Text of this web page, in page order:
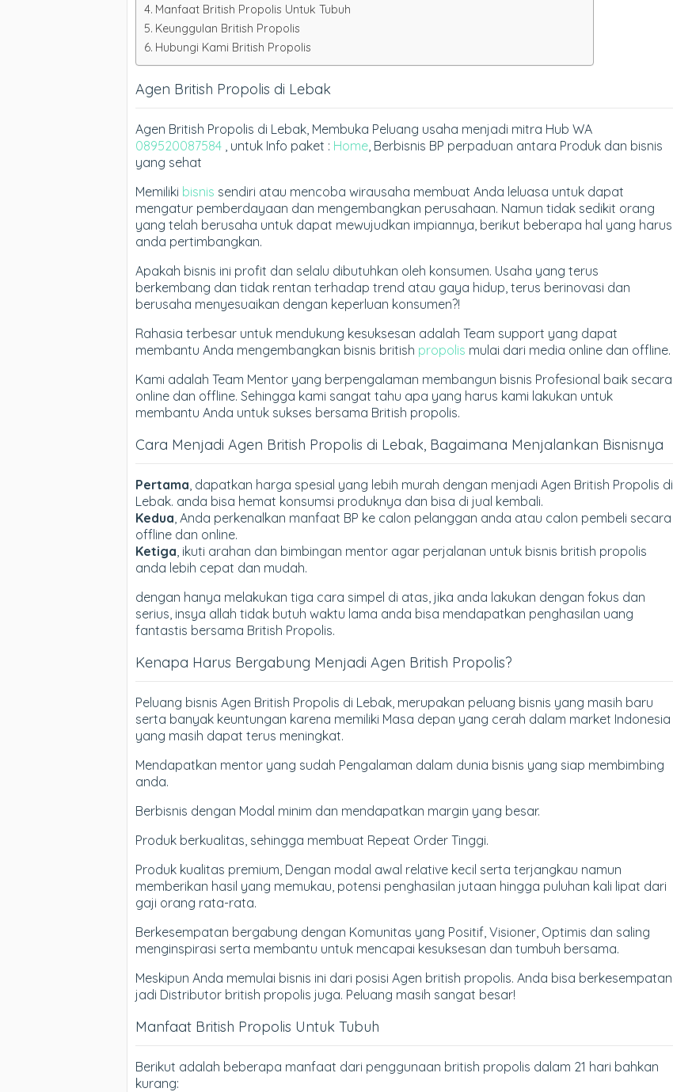
Manfaat British Propolis Untuk Tubuh
Keunggulan British Propolis
Hubungi Kami British Propolis
Agen British Propolis di Lebak
Agen British Propolis di Lebak, Membuka Peluang usaha menjadi mitra Hub WA
089520087584 , untuk Info paket : Home , Berbisnis BP perpaduan antara Produk dan bisnis
yang sehat
Memiliki bisnis sendiri atau mencoba wirausaha membuat Anda leluasa untuk dapat
mengatur pemberdayaan dan mengembangkan perusahaan. Namun tidak sedikit orang
yang telah berusaha untuk dapat mewujudkan impiannya, berikut beberapa hal yang harus
anda pertimbangkan.
Apakah bisnis ini profit dan selalu dibutuhkan oleh konsumen. Usaha yang terus
berkembang dan tidak rentan terhadap trend atau gaya hidup, terus berinovasi dan
berusaha menyesuaikan dengan keperluan konsumen?!
Rahasia terbesar untuk mendukung kesuksesan adalah Team support yang dapat
membantu Anda mengembangkan bisnis british propolis mulai dari media online dan offline.
Kami adalah Team Mentor yang berpengalaman membangun bisnis Profesional baik secara
online dan offline. Sehingga kami sangat tahu apa yang harus kami lakukan untuk
membantu Anda untuk sukses bersama British propolis.
Cara Menjadi Agen British Propolis di Lebak, Bagaimana Menjalankan Bisnisnya
Pertama , dapatkan harga spesial yang lebih murah dengan menjadi Agen British Propolis di
Lebak. anda bisa hemat konsumsi produknya dan bisa di jual kembali.
Kedua , Anda perkenalkan manfaat BP ke calon pelanggan anda atau calon pembeli secara
offline dan online.
Ketiga , ikuti arahan dan bimbingan mentor agar perjalanan untuk bisnis british propolis
anda lebih cepat dan mudah.
dengan hanya melakukan tiga cara simpel di atas, jika anda lakukan dengan fokus dan
serius, insya allah tidak butuh waktu lama anda bisa mendapatkan penghasilan uang
fantastis bersama British Propolis.
Kenapa Harus Bergabung Menjadi Agen British Propolis?
Peluang bisnis Agen British Propolis di Lebak, merupakan peluang bisnis yang masih baru
serta banyak keuntungan karena memiliki Masa depan yang cerah dalam market Indonesia
yang masih dapat terus meningkat.
Mendapatkan mentor yang sudah Pengalaman dalam dunia bisnis yang siap membimbing
anda.
Berbisnis dengan Modal minim dan mendapatkan margin yang besar.
Produk berkualitas, sehingga membuat Repeat Order Tinggi.
Produk kualitas premium, Dengan modal awal relative kecil serta terjangkau namun
memberikan hasil yang memukau, potensi penghasilan jutaan hingga puluhan kali lipat dari
gaji orang rata-rata.
Berkesempatan bergabung dengan Komunitas yang Positif, Visioner, Optimis dan saling
menginspirasi serta membantu untuk mencapai kesuksesan dan tumbuh bersama.
Meskipun Anda memulai bisnis ini dari posisi Agen british propolis. Anda bisa berkesempatan
jadi Distributor british propolis juga. Peluang masih sangat besar!
Manfaat British Propolis Untuk Tubuh
Berikut adalah beberapa manfaat dari penggunaan british propolis dalam 21 hari bahkan
kurang: